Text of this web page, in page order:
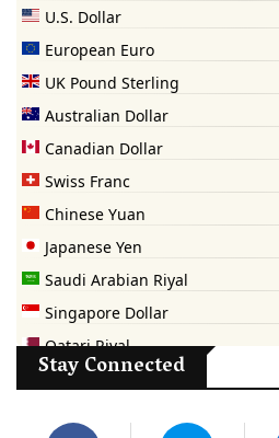
Stay Connected